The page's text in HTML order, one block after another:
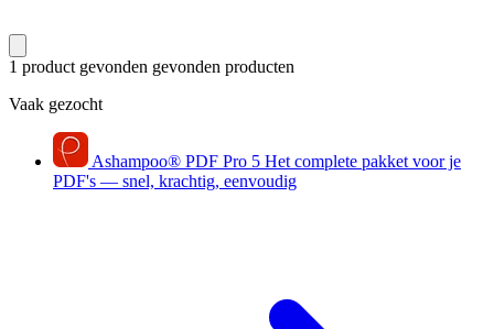
1 product gevonden gevonden producten
Vaak gezocht
Ashampoo® PDF Pro 5 Het complete pakket voor je
PDF's — snel, krachtig, eenvoudig